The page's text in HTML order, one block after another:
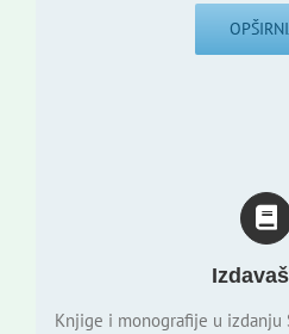
Knjige i monografije u izdanju